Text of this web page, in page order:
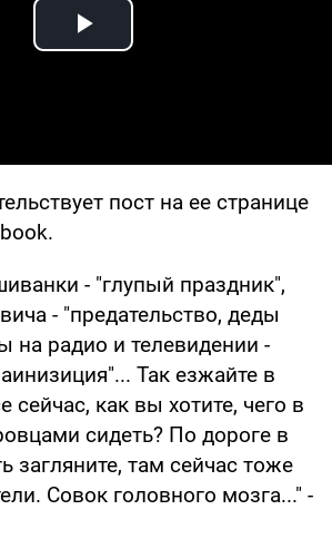
Play Video
пост на ее странице
- "глупый праздник",
- "предательство, деды
на радио и телевидении -
Так езжайте в
сейчас, как вы хотите, чего в
сидеть? По дороге в
загляните, там сейчас тоже
Совок головного мозга..." -